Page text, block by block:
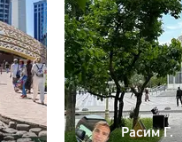
Расим Г.